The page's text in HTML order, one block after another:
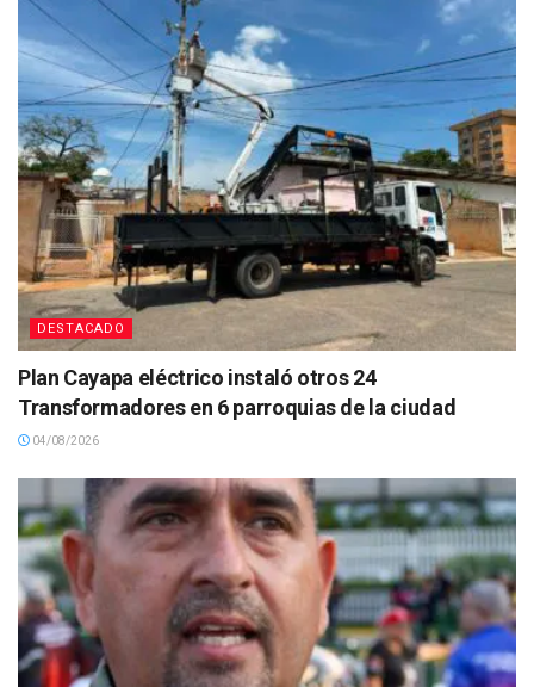
DESTACADO
Plan Cayapa eléctrico instaló otros 24
Transformadores en 6 parroquias de la ciudad
04/08/2026